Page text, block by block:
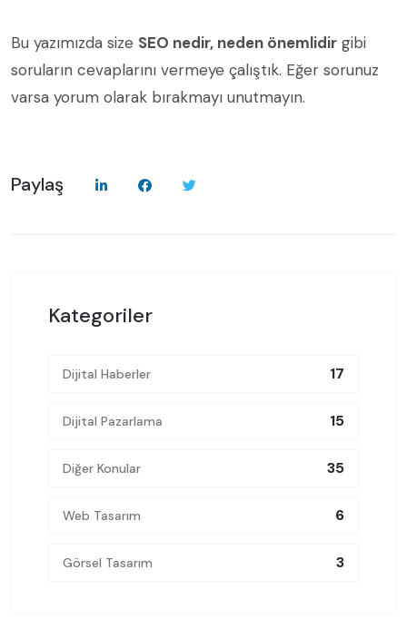
Bu yazımızda size SEO nedir, neden önemlidir gibi
soruların cevaplarını vermeye çalıştık. Eğer sorunuz
varsa yorum olarak bırakmayı unutmayın.
Paylaş
Kategoriler
Dijital Haberler 17
Dijital Pazarlama 15
Diğer Konular 35
Web Tasarım 6
Görsel Tasarım 3